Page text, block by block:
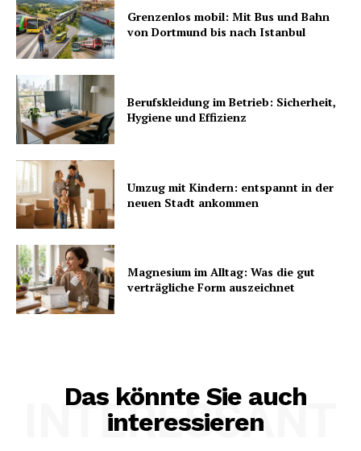
Grenzenlos mobil: Mit Bus und Bahn
von Dortmund bis nach Istanbul
Berufskleidung im Betrieb: Sicherheit,
Hygiene und Effizienz
Umzug mit Kindern: entspannt in der
neuen Stadt ankommen
Magnesium im Alltag: Was die gut
verträgliche Form auszeichnet
Das könnte Sie auch
interessieren
INTERESSANT